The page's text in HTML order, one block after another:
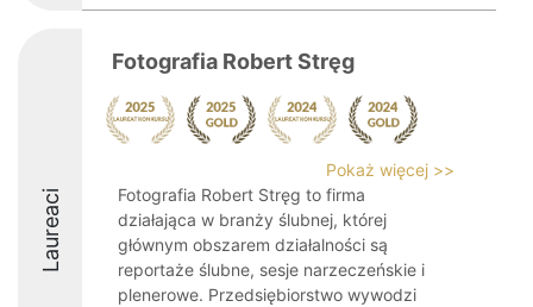
Laureaci
Fotografia Robert Stręg
Pokaż więcej >>
Fotografia Robert Stręg to firma
działająca w branży ślubnej, której
głównym obszarem działalności są
reportaże ślubne, sesje narzeczeńskie i
plenerowe. Przedsiębiorstwo wywodzi